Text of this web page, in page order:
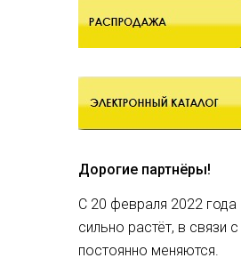
Дорогие партнёры!
С 20 февраля 2022 года
сильно растёт, в связи
постоянно меняются.